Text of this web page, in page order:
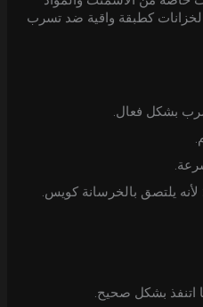
كطبقة واقية ضد تسرب
بشكل فعال.
لأنه يلتصق بالخرسانة كويس.
اتنفذ بشكل صحيح.